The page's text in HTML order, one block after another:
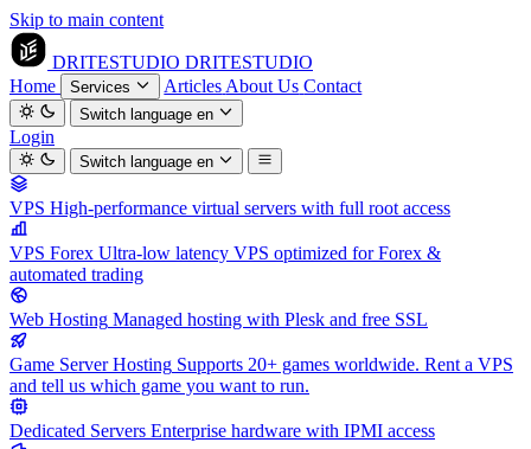
Skip to main content
DRITESTUDIO DRITESTUDIO
Home
Services Articles About Us Contact
Switch languageen
Login
Switch languageen
VPS High-performance virtual servers with full root access
VPS Forex Ultra-low latency VPS optimized for Forex &
automated trading
Web Hosting Managed hosting with Plesk and free SSL
Game Server Hosting Supports 20+ games worldwide. Rent a VPS
and tell us which game you want to run.
Dedicated Servers Enterprise hardware with IPMI access